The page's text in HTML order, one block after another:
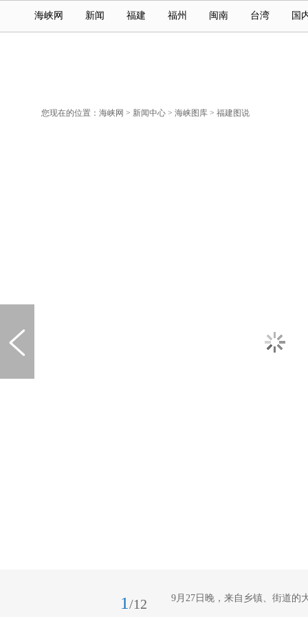
海峡网 新闻 福建 福州 闽南 台湾 国
您现在的位置： 海峡网 > 新闻中心 > 海峡图库 > 福建图说
1 /12
9月27日晚，来自乡镇、街道的